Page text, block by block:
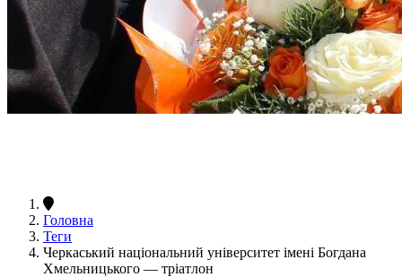
Головна
Теги
Черкаський національний університет імені Богдана
Хмельницького — тріатлон